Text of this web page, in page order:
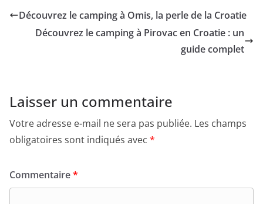
Découvrez le camping à Omis, la perle de la Croatie
Découvrez le camping à Pirovac en Croatie : un
guide complet
Laisser un commentaire
Votre adresse e-mail ne sera pas publiée. Les champs
obligatoires sont indiqués avec *
Commentaire*